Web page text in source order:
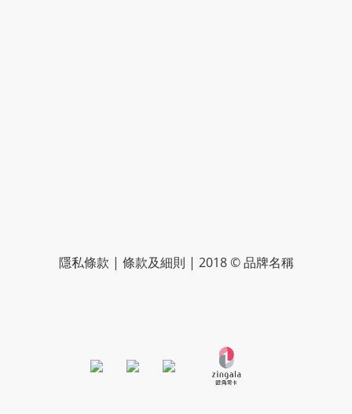
隱私條款 | 條款及細則 | 2018 © 品牌名稱